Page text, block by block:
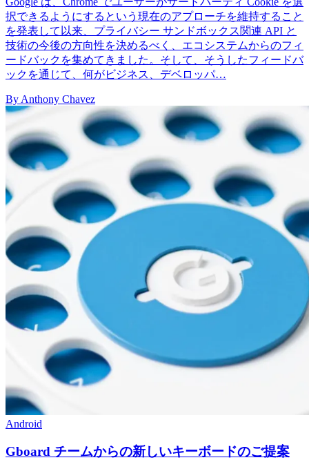
択できるようにするという現在のアプローチを維持すること
を発表して以来、プライバシー サンドボックス関連 API と
技術の今後の方向性を決めるべく、エコシステムからのフィ
ードバックを集めてきました。そして、そうしたフィードバ
ックを通じて、何がビジネス、デベロッパ…
By Anthony Chavez
Android
Gboard チームからの新しいキーボードのご提案